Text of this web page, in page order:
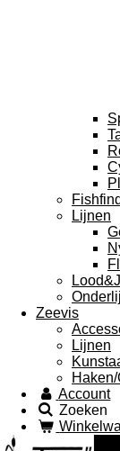
Lijnen
Zeevis
Lijnen
Account
Zoeken